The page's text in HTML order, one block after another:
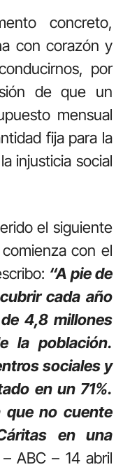
concreto,
con corazón y
por
de que un
mensual
fija para la
injusticia social
el siguiente
con el
“A pie de
cada año
4,8 millones
la población.
sociales y
en un 71%.
que no cuente
en una
ABC – 14 abril